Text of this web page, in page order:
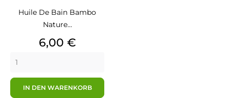
Huile De Bain Bambo
Nature...
Preis
6,00 €
IN DEN WARENKORB